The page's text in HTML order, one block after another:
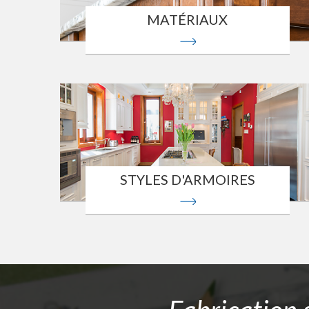
MATÉRIAUX
STYLES D'ARMOIRES